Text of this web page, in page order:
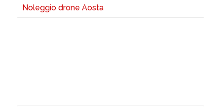
Noleggio drone Aosta